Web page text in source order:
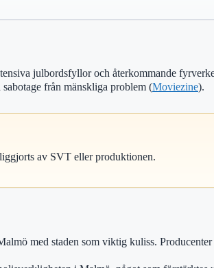
julbordsfyllor och återkommande
från mänskliga problem (Moviezine).
av SVT eller produktionen.
med staden som viktig kuliss.